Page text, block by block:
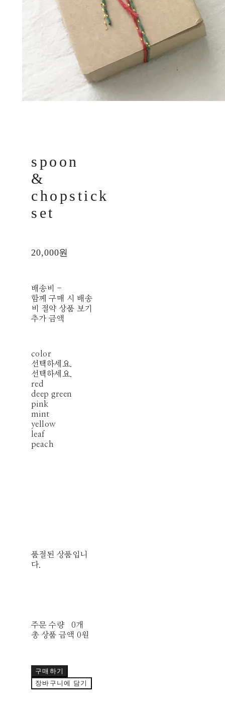
spoon
&
chopstick
set
20,000원
배송비 -
함께 구매 시 배송
비 절약 상품 보기
추가 금액
color
선택하세요.
선택하세요.
red
deep green
pink
mint
yellow
leaf
peach
품절된 상품입니
다.
주문 수량
0개
총 상품 금액 0원
구매하기
장바구니에 담기